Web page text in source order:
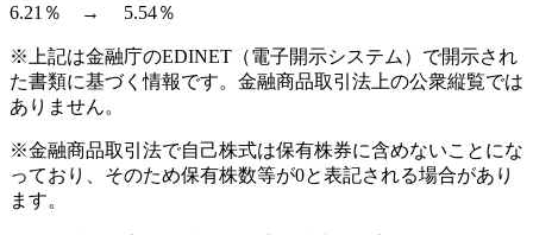
6.21％ → 5.54％
※上記は金融庁のEDINET（電子開示システム）で開示され
た書類に基づく情報です。金融商品取引法上の公衆縦覧では
ありません。
※金融商品取引法で自己株式は保有株券に含めないことにな
っており、そのため保有株数等が0と表記される場合があり
ます。